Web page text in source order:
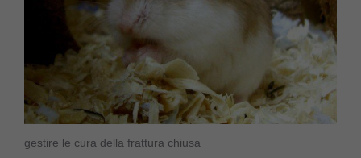
gestire le cura della frattura chiusa